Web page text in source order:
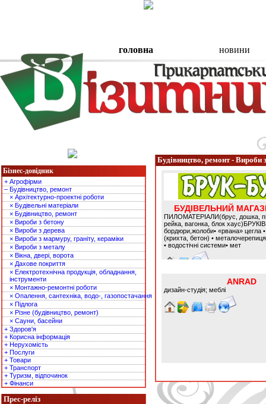
головна новини
Бізнес-довідник
+ Агрофірми
– Будівництво, ремонт
× Архітектурно-проектні роботи
× Будівельні матеріали
× Будівництво, ремонт
× Вироби з бетону
× Вироби з дерева
× Вироби з мармуру, граніту, кераміки
× Вироби з металу
× Вікна, двері, ворота
× Дахове покриття
× Електротехнічна продукція, обладнання,
інструменти
× Монтажно-ремонтні роботи
× Опалення, сантехніка, водо-, газопостачання
× Підлога
× Різне (будівництво, ремонт)
× Сауни, басейни
+ Здоров'я
+ Корисна інформація
+ Нерухомість
+ Послуги
+ Товари
+ Транспорт
+ Туризм, відпочинок
+ Фінанси
Прес-реліз
Будівництво, ремонт - Вироби
БУДІВЕЛЬНИЙ
ПИЛОМАТЕРІАЛИ(брус, дошка,
рейка, вагонка, блок
бордюри,жолоби• «рвана» цегла
(крихта, бетон) •
• водостічні системи• мет
ANRAD
дизайн-студія; меблі